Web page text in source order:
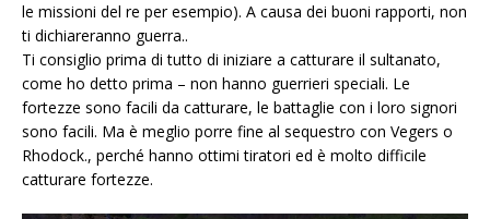
le missioni del re per esempio). A causa dei buoni rapporti, non
ti dichiareranno guerra..
Ti consiglio prima di tutto di iniziare a catturare il sultanato,
come ho detto prima – non hanno guerrieri speciali. Le
fortezze sono facili da catturare, le battaglie con i loro signori
sono facili. Ma è meglio porre fine al sequestro con Vegers o
Rhodock., perché hanno ottimi tiratori ed è molto difficile
catturare fortezze.